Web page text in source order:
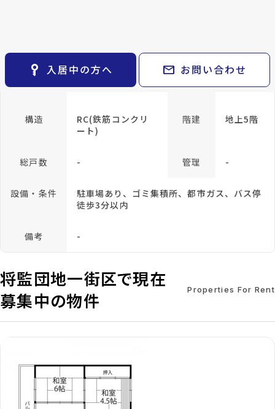
検索条件
閲覧履歴 keyboard_arrow_right
マイホームを考え始めたら keyboard_arrow_right
ご購入の流れ・諸費用
key_vertical 入居中の方へ mail お問い合わせ
種別 賃貸マンション 築年月
1973年
05月
構造
RC(鉄筋コンクリ
ート)
階建 地上5階
総戸数 - 管理 -
設備・条件
駐車場あり、ゴミ集積所、都市ガス、バス停
徒歩3分以内
備考 -
将監団地一街区で現在
募集中の物件
Properties For Rent